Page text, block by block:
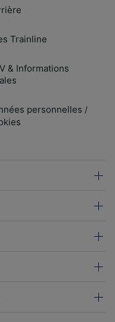
Trainline
& Informations
personnelles /